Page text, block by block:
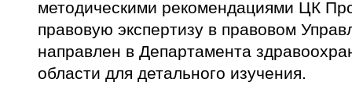
методическими рекомендациями ЦК
правовую экспертизу в правовом
направлен в Департамента
области для детального изучения.